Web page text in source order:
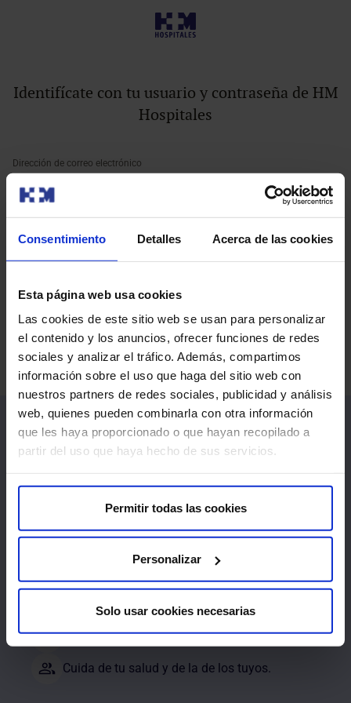
Consentimiento Detalles Acerca de las cookies
Esta página web usa cookies
Las cookies de este sitio web se usan para personalizar
el contenido y los anuncios, ofrecer funciones de redes
sociales y analizar el tráfico. Además, compartimos
información sobre el uso que haga del sitio web con
nuestros partners de redes sociales, publicidad y análisis
web, quienes pueden combinarla con otra información
que les haya proporcionado o que hayan recopilado a
partir del uso que haya hecho de sus servicios.
Permitir todas las cookies
Personalizar
Solo usar cookies necesarias
¿Aún no tienes cuenta en HM Hospitales?
Solicita y gestiona tus citas.
Consulta nuestros especialistas.
Cuida de tu salud y de la de los tuyos.
Identifícate con tu usuario y contraseña de HM
Hospitales
Dirección de correo electrónico
¿Has olvidado tu correo electrónico?
Contraseña
¿Has olvidado tu contraseña?
Entrar